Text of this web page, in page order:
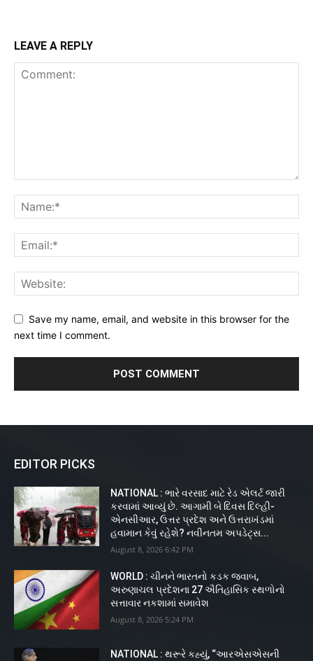
LEAVE A REPLY
Save my name, email, and website in this browser for the
next time I comment.
EDITOR PICKS
NATIONAL : ભારે વરસાદ માટે રેડ એલર્ટ જારી
કરવામાં આવ્યું છે. આગામી બે દિવસ દિલ્હી-
એનસીઆર, ઉત્તર પ્રદેશ અને ઉત્તરાખંડમાં
હવામાન કેવું રહેશે? નવીનતમ અપડેટ્સ...
August 8, 2026 6:42 PM
WORLD : ચીનને ભારતનો કડક જવાબ,
અરુણાચલ પ્રદેશના 27 ઐતિહાસિક સ્થળોનો
સત્તાવાર નકશામાં સમાવેશ
August 8, 2026 5:24 PM
NATIONAL : થરૂરે કહ્યું, “આરએસએસની